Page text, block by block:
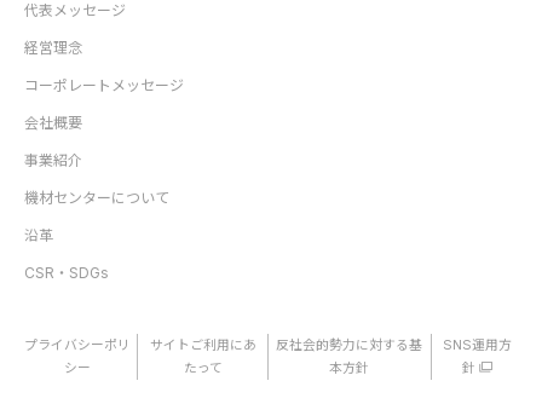
代表メッセージ
経営理念
コーポレートメッセージ
会社概要
事業紹介
機材センターについて
沿革
CSR・SDGs
プライバシーポリ
シー
サイトご利用にあ
たって
反社会的勢力に対する基
本方針
SNS運用方
針